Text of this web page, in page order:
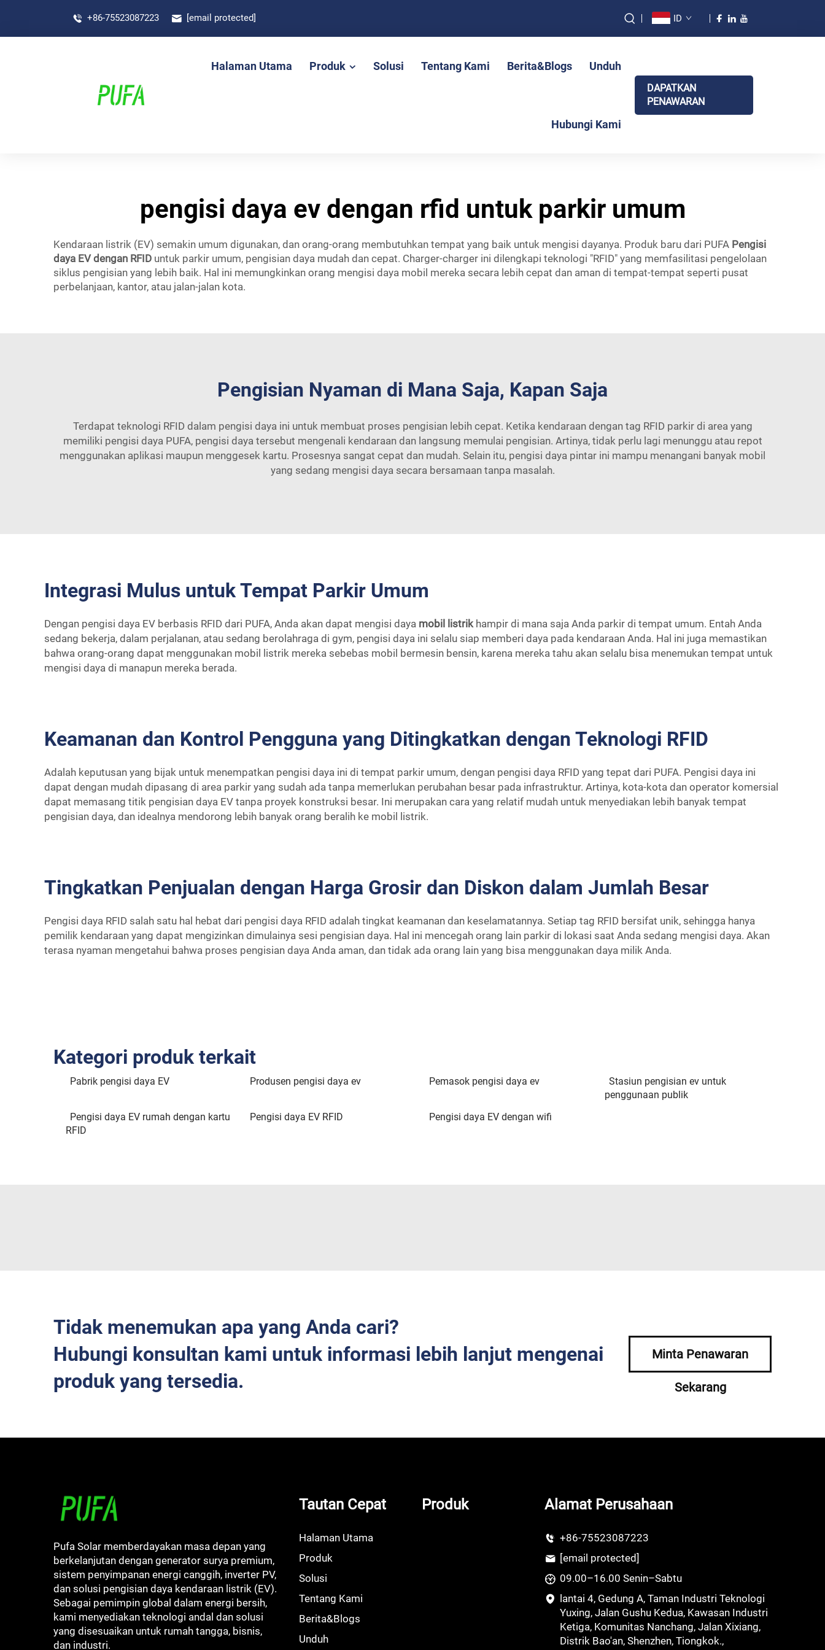
+86-75523087223 [email protected] ID
Halaman Utama Produk Solusi Tentang Kami Berita&Blogs Unduh
Hubungi Kami
DAPATKAN
PENAWARAN
pengisi daya ev dengan rfid untuk parkir umum
Kendaraan listrik (EV) semakin umum digunakan, dan orang-orang membutuhkan tempat yang baik untuk mengisi dayanya. Produk baru dari PUFA Pengisi
daya EV dengan RFID untuk parkir umum, pengisian daya mudah dan cepat. Charger-charger ini dilengkapi teknologi "RFID" yang memfasilitasi pengelolaan
siklus pengisian yang lebih baik. Hal ini memungkinkan orang mengisi daya mobil mereka secara lebih cepat dan aman di tempat-tempat seperti pusat
perbelanjaan, kantor, atau jalan-jalan kota.
Pengisian Nyaman di Mana Saja, Kapan Saja
Terdapat teknologi RFID dalam pengisi daya ini untuk membuat proses pengisian lebih cepat. Ketika kendaraan dengan tag RFID parkir di area yang
memiliki pengisi daya PUFA, pengisi daya tersebut mengenali kendaraan dan langsung memulai pengisian. Artinya, tidak perlu lagi menunggu atau repot
menggunakan aplikasi maupun menggesek kartu. Prosesnya sangat cepat dan mudah. Selain itu, pengisi daya pintar ini mampu menangani banyak mobil
yang sedang mengisi daya secara bersamaan tanpa masalah.
Integrasi Mulus untuk Tempat Parkir Umum
Dengan pengisi daya EV berbasis RFID dari PUFA, Anda akan dapat mengisi daya mobil listrik hampir di mana saja Anda parkir di tempat umum. Entah Anda
sedang bekerja, dalam perjalanan, atau sedang berolahraga di gym, pengisi daya ini selalu siap memberi daya pada kendaraan Anda. Hal ini juga memastikan
bahwa orang-orang dapat menggunakan mobil listrik mereka sebebas mobil bermesin bensin, karena mereka tahu akan selalu bisa menemukan tempat untuk
mengisi daya di manapun mereka berada.
Keamanan dan Kontrol Pengguna yang Ditingkatkan dengan Teknologi RFID
Adalah keputusan yang bijak untuk menempatkan pengisi daya ini di tempat parkir umum, dengan pengisi daya RFID yang tepat dari PUFA. Pengisi daya ini
dapat dengan mudah dipasang di area parkir yang sudah ada tanpa memerlukan perubahan besar pada infrastruktur. Artinya, kota-kota dan operator komersial
dapat memasang titik pengisian daya EV tanpa proyek konstruksi besar. Ini merupakan cara yang relatif mudah untuk menyediakan lebih banyak tempat
pengisian daya, dan idealnya mendorong lebih banyak orang beralih ke mobil listrik.
Tingkatkan Penjualan dengan Harga Grosir dan Diskon dalam Jumlah Besar
Pengisi daya RFID salah satu hal hebat dari pengisi daya RFID adalah tingkat keamanan dan keselamatannya. Setiap tag RFID bersifat unik, sehingga hanya
pemilik kendaraan yang dapat mengizinkan dimulainya sesi pengisian daya. Hal ini mencegah orang lain parkir di lokasi saat Anda sedang mengisi daya. Akan
terasa nyaman mengetahui bahwa proses pengisian daya Anda aman, dan tidak ada orang lain yang bisa menggunakan daya milik Anda.
Kategori produk terkait
Pabrik pengisi daya EV Produsen pengisi daya ev Pemasok pengisi daya ev
Stasiun pengisian ev untuk
penggunaan publik
Pengisi daya EV rumah dengan kartu
RFID
Pengisi daya EV RFID Pengisi daya EV dengan wifi
Tidak menemukan apa yang Anda cari?
Hubungi konsultan kami untuk informasi lebih lanjut mengenai
produk yang tersedia.
Minta Penawaran
Sekarang
Pufa Solar memberdayakan masa depan yang
berkelanjutan dengan generator surya premium,
sistem penyimpanan energi canggih, inverter PV,
dan solusi pengisian daya kendaraan listrik (EV).
Sebagai pemimpin global dalam energi bersih,
kami menyediakan teknologi andal dan solusi
yang disesuaikan untuk rumah tangga, bisnis,
dan industri.
Tautan Cepat
Halaman Utama
Produk
Solusi
Tentang Kami
Berita&Blogs
Unduh
Produk Alamat Perusahaan
+86-75523087223
[email protected]
09.00–16.00 Senin–Sabtu
lantai 4, Gedung A, Taman Industri Teknologi
Yuxing, Jalan Gushu Kedua, Kawasan Industri
Ketiga, Komunitas Nanchang, Jalan Xixiang,
Distrik Bao'an, Shenzhen, Tiongkok.,